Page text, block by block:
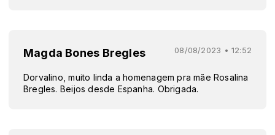
Magda Bones Bregles 08/08/2023 • 12:52
Dorvalino, muito linda a homenagem pra mãe Rosalina
Bregles. Beijos desde Espanha. Obrigada.